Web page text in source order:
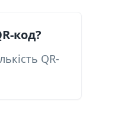
код?
QR-